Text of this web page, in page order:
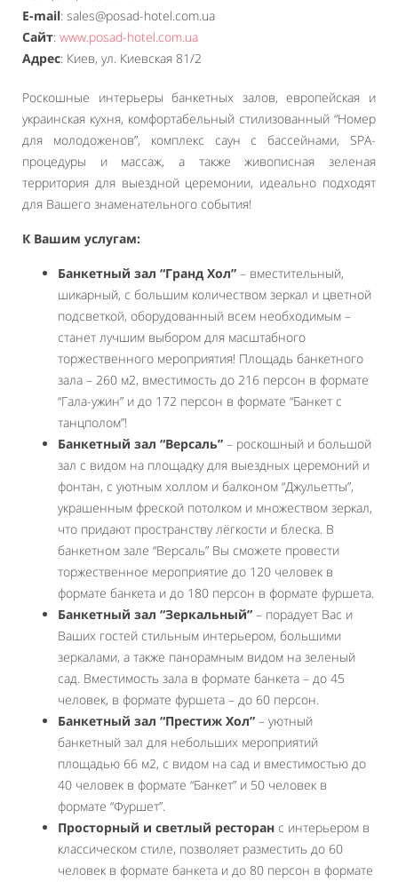
E-mail: sales@posad-hotel.com.ua
Сайт: www.posad-hotel.com.ua
Адрес: Киев, ул. Киевская 81/2
Роскошные интерьеры банкетных залов, европейская и
украинская кухня, комфортабельный стилизованный “Номер
для молодоженов”, комплекс саун с бассейнами, SPA-
процедуры и массаж, а также живописная зеленая
территория для выездной церемонии, идеально подходят
для Вашего знаменательного события!
К Вашим услугам:
Банкетный зал “Гранд Хол” – вместительный,
шикарный, с большим количеством зеркал и цветной
подсветкой, оборудованный всем необходимым –
станет лучшим выбором для масштабного
торжественного мероприятия! Площадь банкетного
зала – 260 м2, вместимость до 216 персон в формате
“Гала-ужин” и до 172 персон в формате “Банкет с
танцполом”!
Банкетный зал “Версаль” – роскошный и большой
зал с видом на площадку для выездных церемоний и
фонтан, с уютным холлом и балконом “Джульетты”,
украшенным фреской потолком и множеством зеркал,
что придают пространству лёгкости и блеска. В
банкетном зале “Версаль” Вы сможете провести
торжественное мероприятие до 120 человек в
формате банкета и до 180 персон в формате фуршета.
Банкетный зал “Зеркальный” – порадует Вас и
Ваших гостей стильным интерьером, большими
зеркалами, а также панорамным видом на зеленый
сад. Вместимость зала в формате банкета – до 45
человек, в формате фуршета – до 60 персон.
Банкетный зал “Престиж Хол” – уютный
банкетный зал для небольших мероприятий
площадью 66 м2, с видом на сад и вместимостью до
40 человек в формате “Банкет” и 50 человек в
формате “Фуршет”.
Просторный и светлый ресторан с интерьером в
классическом стиле, позволяет разместить до 60
человек в формате банкета и до 80 персон в формате